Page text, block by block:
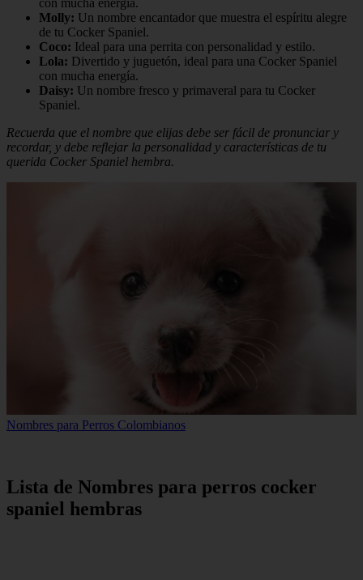
Molly: Un nombre encantador que muestra el espíritu alegre
de tu Cocker Spaniel.
Coco: Ideal para una perrita con personalidad y estilo.
Lola: Divertido y juguetón, ideal para una Cocker Spaniel
con mucha energía.
Daisy: Un nombre fresco y primaveral para tu Cocker
Spaniel.
Recuerda que el nombre que elijas debe ser fácil de pronunciar y
recordar, y debe reflejar la personalidad y características de tu
querida Cocker Spaniel hembra.
Nombres para Perros Colombianos
Lista de Nombres para perros cocker
spaniel hembras